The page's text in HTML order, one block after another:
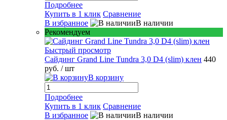
Подробнее
Купить в 1 клик Сравнение
В избранное
В наличии
Рекомендуем
Быстрый просмотр
Сайдинг Grand Line Tundra 3,0 D4 (slim) клен 440
руб. / шт
В корзину
Подробнее
Купить в 1 клик Сравнение
В избранное
В наличии